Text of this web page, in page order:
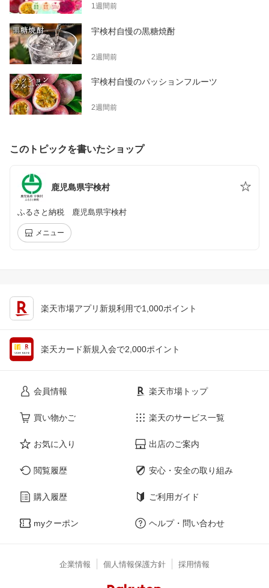
1週間前
宇検村自慢の黒糖焼酎
2週間前
宇検村自慢のパッションフルーツ
2週間前
このトピックを書いたショップ
鹿児島県宇検村
ふるさと納税 鹿児島県宇検村
メニュー
楽天市場アプリ新規利用で1,000ポイント
楽天カード新規入会で2,000ポイント
会員情報
買い物かご
お気に入り
閲覧履歴
購入履歴
myクーポン
楽天市場トップ
楽天のサービス一覧
出店のご案内
安心・安全の取り組み
ご利用ガイド
ヘルプ・問い合わせ
企業情報 個人情報保護方針 採用情報